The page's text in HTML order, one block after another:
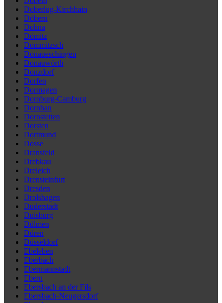
Doberlug-Kirchhain
Döbern
Dohna
Dömitz
Dommitzsch
Donaueschingen
Donauwörth
Donzdorf
Dorfen
Dormagen
Dornburg-Camburg
Dornhan
Dornstetten
Dorsten
Dortmund
Dosse
Dransfeld
Drebkau
Dreieich
Drensteinfurt
Dresden
Drolshagen
Duderstadt
Duisburg
Dülmen
Düren
Düsseldorf
Ebeleben
Eberbach
Ebermannstadt
Ebern
Ebersbach an der Fils
Ebersbach-Neugersdorf